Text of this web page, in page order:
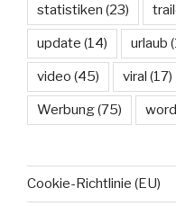
statistiken (23)
update (14) urlaub
video (45) viral (17)
Werbung(75)
Cookie-Richtlinie (EU)